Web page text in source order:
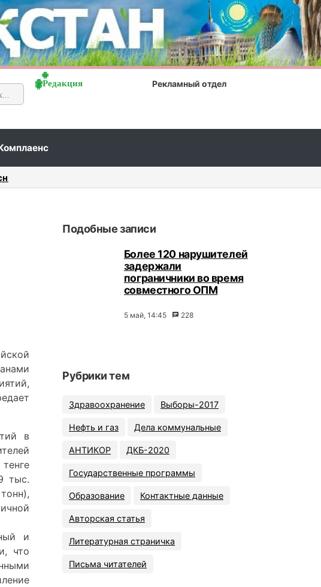
Редакция Рекламный отдел
в
тыс.
и
что
Подобные записи
Более 120 нарушителей
задержали
пограничники во время
совместного ОПМ
5 май, 14:45 228
Рубрики тем
Здравоохранение Выборы-2017
Нефть и газ Дела коммунальные
АНТИКОР ДКБ-2020
Государственные программы
Образование Контактные данные
Авторская статья
Литературная страничка
Письма читателей